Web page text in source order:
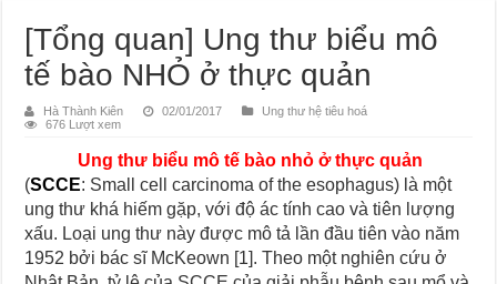
[Tổng quan] Ung thư biểu mô
tế bào NHỎ ở thực quản
Hà Thành Kiên 02/01/2017
Ung thư hệ tiêu hoá
676 Lượt xem
Ung thư biểu mô tế bào nhỏ ở thực quản
(SCCE: Small cell carcinoma of the esophagus) là một
ung thư khá hiếm gặp, với độ ác tính cao và tiên lượng
xấu. Loại ung thư này được mô tả lần đầu tiên vào năm
1952 bởi bác sĩ McKeown [1]. Theo một nghiên cứu ở